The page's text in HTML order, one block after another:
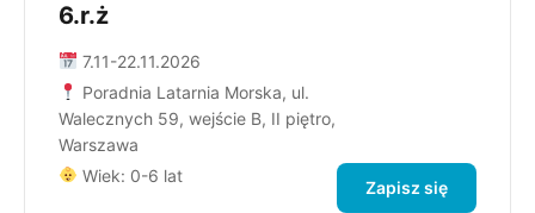
6.r.ż
7.11-22.11.2026
Poradnia Latarnia Morska, ul.
Walecznych 59, wejście B, II piętro,
Warszawa
Wiek: 0-6 lat
Zapisz się